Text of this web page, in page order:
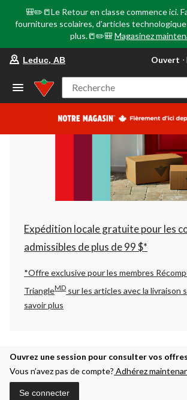
🎒✏️📒Le Retour en classe commence ici.
fournitures scolaires, d'articles
plus.📒✏️🎒 Magasinez
votre
préféré
Leduc,
AB,
courament
Fermeture
à
22:00
cliquer
pour
changer
Leduc, AB Ouvert
Recherche
Expédition locale gratuite pour les
admissibles de plus de 99 $*
*Offre exclusive pour les membres
TriangleMD sur les articles avec la livraison
savoir plus
Ouvrez une session pour consulter vos
Vous n’avez pas de compte? Adhérez
Se connecter